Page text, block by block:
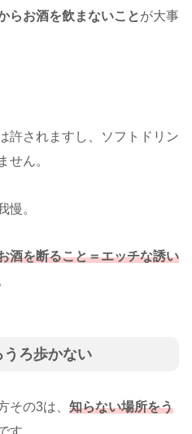
らお酒を飲まないことが大事
許されますし、ソフトドリン
せん。
慢。
酒を断ること＝エッチな誘い
ろ歩かない
その3は、 知らない場所をう